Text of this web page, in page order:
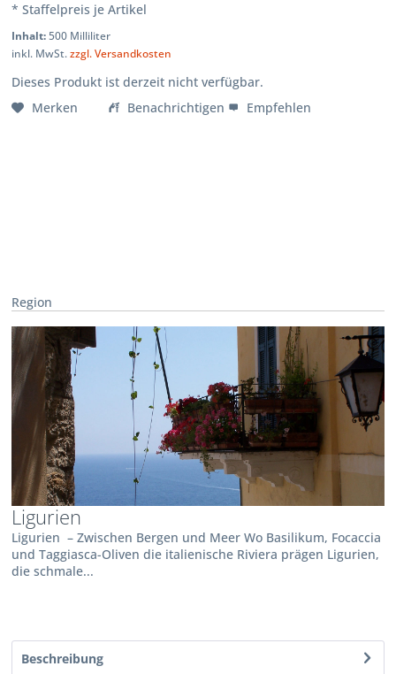
* Staffelpreis je Artikel
Inhalt:500 Milliliter
inkl. MwSt.zzgl. Versandkosten
Dieses Produkt ist derzeit nicht verfügbar.
Merken
Benachrichtigen Empfehlen
Region
Ligurien
Ligurien – Zwischen Bergen und Meer Wo Basilikum, Focaccia
und Taggiasca-Oliven die italienische Riviera prägen Ligurien,
die schmale...
Beschreibung